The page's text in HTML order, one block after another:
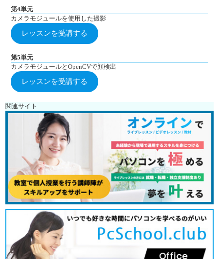
第4単元
カメラモジュールを使用した撮影
レッスンを受講する
第5単元
カメラモジュールとOpenCVで顔検出
レッスンを受講する
関連サイト